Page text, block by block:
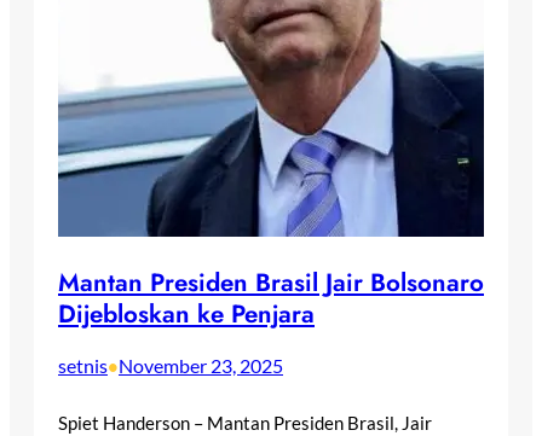
Mantan Presiden Brasil Jair Bolsonaro
Dijebloskan ke Penjara
setnis•November 23, 2025
Spiet Handerson – Mantan Presiden Brasil, Jair